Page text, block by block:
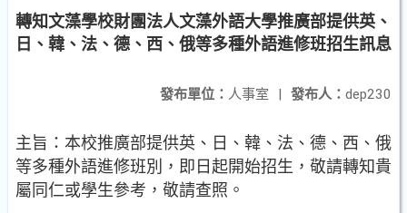
轉知文藻學校財團法人文藻外語大學推廣部提供英、
日、韓、法、德、西、俄等多種外語進修班招生訊息
發布人： dep230
發布單位： 人事室 |
主旨：本校推廣部提供英、日、韓、法、德、西、俄
等多種外語進修班別，即日起開始招生，敬請轉知貴
屬同仁或學生參考，敬請查照。